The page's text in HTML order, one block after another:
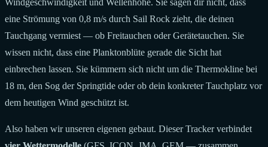
eine Strömung von 0,8 m/s durch Sail Rock zieht, die deinen
Tauchgang vermiest — ob Freitauchen oder Gerätetauchen. Sie
wissen nicht, dass eine Planktonblüte gerade die Sicht hat
einbrechen lassen. Sie kümmern sich nicht um die Thermokline bei
18 m, den Sog der Springtide oder ob dein konkreter Tauchplatz vor
dem heutigen Wind geschützt ist.
Also haben wir unseren eigenen gebaut. Dieser Tracker verbindet